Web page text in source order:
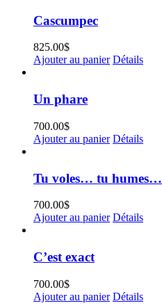
Cascumpec
825.00$
Ajouter au panier Détails
Un phare
700.00$
Ajouter au panier Détails
Tu voles… tu humes…
700.00$
Ajouter au panier Détails
C’est exact
700.00$
Ajouter au panier Détails